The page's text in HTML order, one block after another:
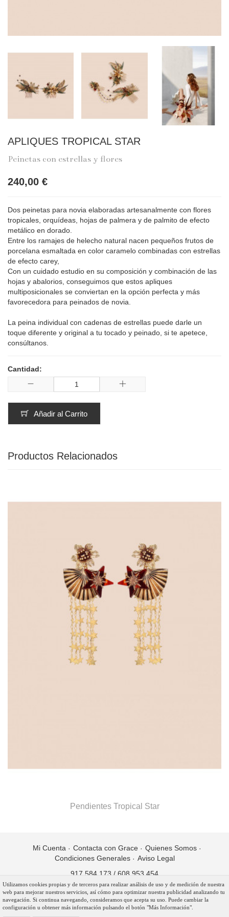
APLIQUES TROPICAL STAR
Peinetas con estrellas y flores
240,00 €
Dos peinetas para novia elaboradas artesanalmente con flores
tropicales, orquídeas, hojas de palmera y de palmito de efecto
metálico en dorado.
Entre los ramajes de helecho natural nacen pequeños frutos de
porcelana esmaltada en color caramelo combinadas con estrellas
de efecto carey,
Con un cuidado estudio en su composición y combinación de las
hojas y abalorios, conseguimos que estos apliques
multiposicionales se conviertan en la opción perfecta y más
favorecedora para peinados de novia.
La peina individual con cadenas de estrellas puede darle un
toque diferente y original a tu tocado y peinado, si te apetece,
consúltanos.
Cantidad:
Añadir al Carrito
Productos Relacionados
Pendientes Tropical Star
Mi Cuenta Contacta con Grace
Quienes Somos
Condiciones Generales
Aviso Legal
917 584 173 / 608 953 454
Copyright © 2017 Grace Bridal Industries. Todos los derechos
reservados.
Utilizamos cookies propias y de terceros para realizar análisis de uso y de medición de nuestra
web para mejorar nuestros servicios, así cómo para optimizar nuestra publicidad analizando tu
navegación. Si continua navegando, consideramos que acepta su uso. Puede cambiar la
configuración u obtener más información pulsando el botón "Más Información".